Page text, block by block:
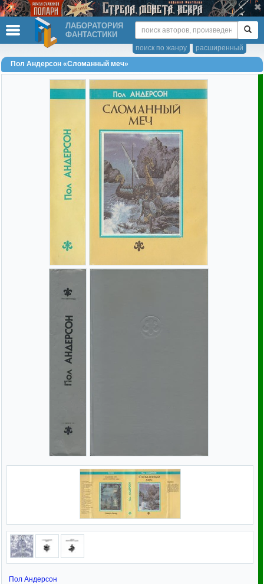
ЛАБОРАТОРИЯ
ФАНТАСТИКИ
расширенный
поиск по жанру
Пол Андерсон «Сломанный меч»
Пол Андерсон